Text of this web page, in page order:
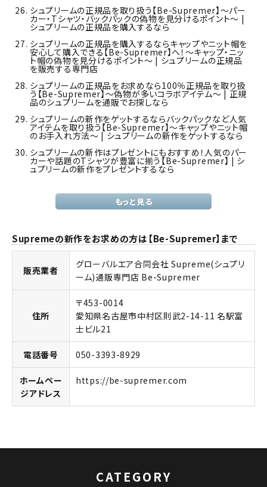
キーワードから探す
search
カテゴリーから探す
シュプリームの正規品を取り扱う【Be-Supremer】～パー
カー・Tシャツ・バックパックの偽物を見分けるポイント～ |
シュプリームの正規品を購入するなら
シュプリームの正規品を購入するならキャップやニット帽を
安心して購入できる【Be-Supremer】へ！～キャップ・ニッ
ト帽の偽物を見分けるポイント～ | シュプリームの正規品
を販売する専門店
シュプリームの正規品をお求めなら100％正規品を取り扱
う【Be-Supremer】～偽物が多いコラボアイテム～ | 正規
品のシュプリームを通販でお探しなら
シュプリームの新作をゲットするならバックパックなど人気
アイテムを取り扱う【Be-Supremer】～キャップやニット帽
のお手入れ方法～ | シュプリームの新作をゲットするなら
シュプリームの新作はプレゼントにもおすすめ！人気のパー
カーや話題のTシャツが豊富に揃う【Be-Supremer】 | シ
ュプリームの新作をプレゼントするなら
もっと見る
Supremeの新作をお求めの方は【Be-Supremer】まで
販売業者
グローバルエア合同会社 Supreme(シュプリ
ーム)通販専門店 Be-Supremer
住所
〒453-0014
愛知県名古屋市中村区則武2-14-11 名駅富
士ビル21
電話番号 050-3393-8929
ホームペー
ジアドレス
https://be-supremer.com
CATEGORY